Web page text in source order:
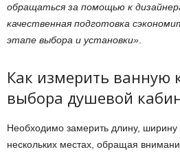
обращаться за помощью к
качественная подготовка
этапе выбора и установки»
Как измерить ванную
выбора душевой
Необходимо замерить длину,
нескольких местах, обращая